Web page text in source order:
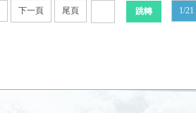
下一頁 尾頁 1/21